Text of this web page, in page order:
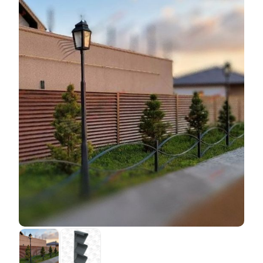
учитывать при их выборе.
Так,полиэстерное
покрытие наносится на заводах
наших поставщиков, которые самостоятельно
покрывают каждый лист металла специальным
покрытием, толщиной 40-60 микрон. Говоря о
качестве, нужно заметить, что чем толще покрытие,
тем оно надежней. Также сталь может покрываться
как с одной стороны, так и с двух, зависимо от того,
для каких целей она будет использоваться. Если
покрытие наносится только с одной стороны, то с
другой металл грунтуется, чтобы обеспечить его
защиту от воздействия окружающей среды.
Соответственно, оба варианта сильно отличаются
по стоимости, зависимо от количества используемых
материалов для производства конкретного листа.
Единственным недостатком такого выбора покрытия
является то, что поскольку листы металла уже
приходят к нам с покрытием, чтобы случайно его не
используемых материалов и трудовых затрат,
необходимых на производство конструкции.
Например, чтобы сделать одну секцию «Люкс»
глубиной 50 мм и высотой 110 мм без использования
нахлеста, потребуется использовать меньше стали,
чем на такую же конструкцию, но с глубиной 80 мм и
нахлестом 20 мм. Соответственно меняется
трудоемкость работы, отсюда и выплывает разница в
цене. Таким образом заказчик платит только за
расходы материалов и зарплату, выплачиваемую
работникам.